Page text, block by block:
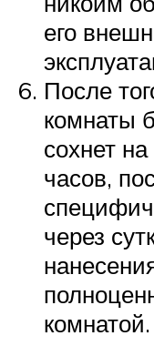
его
После
комнаты
сохнет
часов,
через
комнатой.